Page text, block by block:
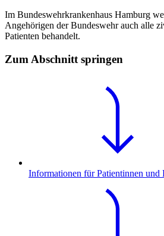
Im Bundeswehrkrankenhaus Hamburg
Angehörigen der Bundeswehr auch alle
Patienten behandelt.
Zum Abschnitt springen
Informationen für Patientinnen und